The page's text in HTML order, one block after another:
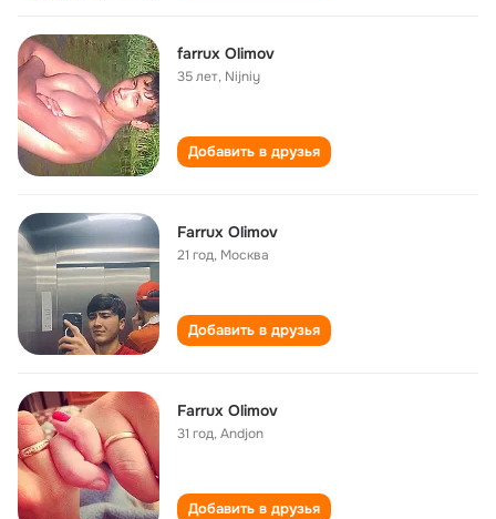
farrux Olimov
35 лет, Nijniy
Добавить в друзья
Farrux Olimov
21 год, Москва
Добавить в друзья
Farrux Olimov
31 год,Andjon
Добавить в друзья